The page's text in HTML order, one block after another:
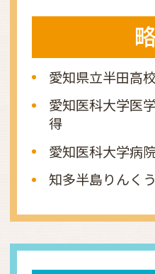
愛知県立半田高
愛知医科大学医
得
愛知医科大学病
知多半島りんく